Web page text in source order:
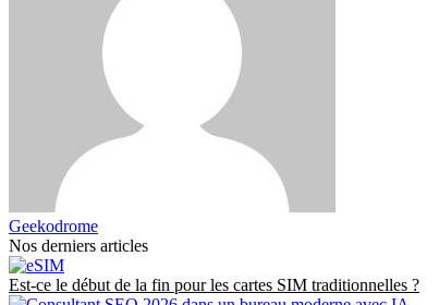
Geekodrome
Nos derniers articles
Est-ce le début de la fin pour les cartes SIM traditionnelles ?